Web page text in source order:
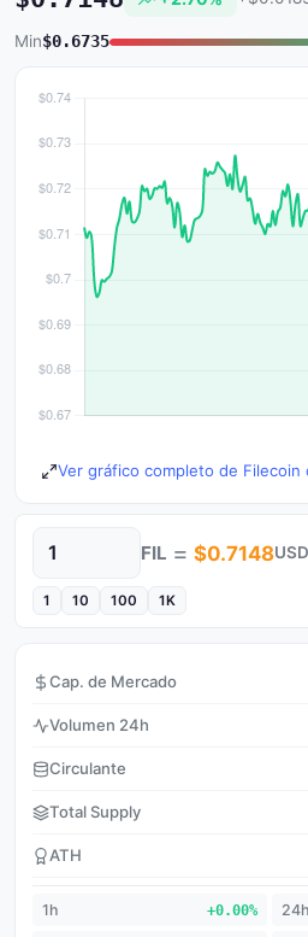
Min$0.6735
Ver gráfico completo de Filecoin
Cantidad FIL = $0.7148USD
1 10 100 1K
Cap. de Mercado
Volumen 24h
Circulante
Total Supply
ATH
1h +0.00% 24h